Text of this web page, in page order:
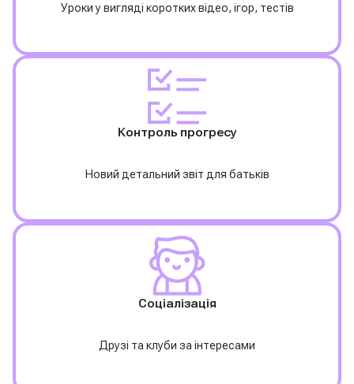
Уроки у вигляді коротких відео, ігор, тестів
Контроль прогресу
Новий детальний звіт для батьків
Соціалізація
Друзі та клуби за інтересами